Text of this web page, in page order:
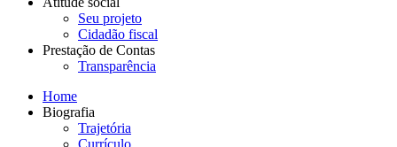
Seu projeto
Cidadão fiscal
Prestação de Contas
Transparência
Home
Biografia
Trajetória